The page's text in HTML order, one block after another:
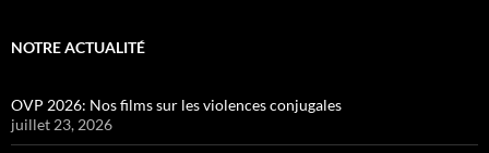
NOTRE ACTUALITÉ
OVP 2026: Nos films sur les violences conjugales
juillet 23, 2026